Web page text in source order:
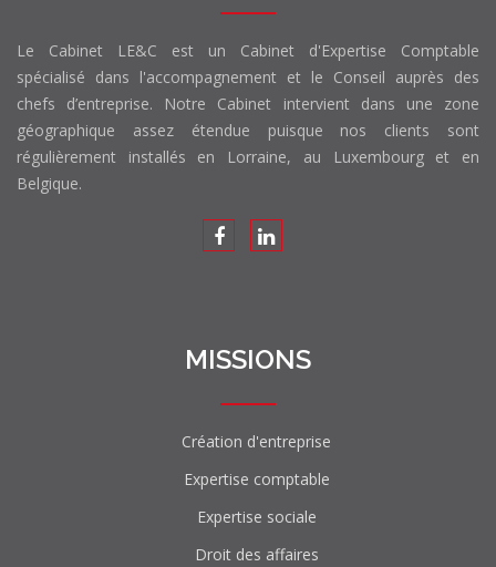
Le Cabinet LE&C est un Cabinet d'Expertise Comptable
spécialisé dans l'accompagnement et le Conseil auprès des
chefs d’entreprise. Notre Cabinet intervient dans une zone
géographique assez étendue puisque nos clients sont
régulièrement installés en Lorraine, au Luxembourg et en
Belgique.
MISSIONS
Création d'entreprise
Expertise comptable
Expertise sociale
Droit des affaires